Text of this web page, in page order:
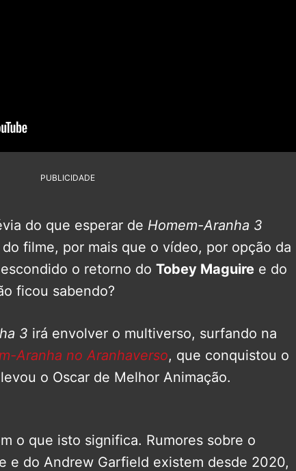
PUBLICIDADE
do que esperar de Homem-Aranha 3
filme, por mais que o vídeo, por opção da
o retorno do Tobey Maguire e do
ficou sabendo?
3 irá envolver o multiverso, surfando na
Aranha no Aranhaverso, que conquistou o
o Oscar de Melhor Animação.
o que isto significa. Rumores sobre o
e do Andrew Garfield existem desde 2020,